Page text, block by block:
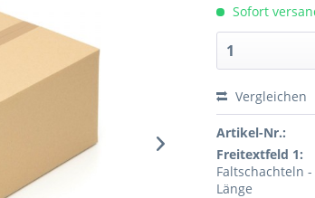
Sofort
Vergleichen
Artikel-Nr.:
Freitextfeld 1:
Faltschachteln
Länge